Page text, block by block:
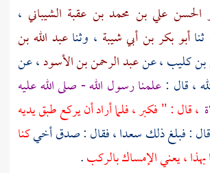
الحسن علي بن محمد بن عقبة الشيباني ،
ثناأبو بكر بن أبي شيبة ، وثناعبد الله بن
كليب، عنعبد الرحمن بن الأسود، عن
، قال :علمنا رسول الله - صلى الله عليه
، قال : " فكبر ، فلما أراد أن يركع طبق يديه
: فبلغ ذلكسعدا، فقال : صدق أخيكنا
، يعني الإمساك بالركب.